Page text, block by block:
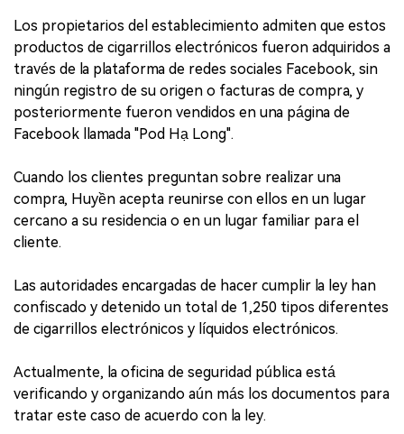
Los propietarios del establecimiento admiten que estos
productos de cigarrillos electrónicos fueron adquiridos a
través de la plataforma de redes sociales Facebook, sin
ningún registro de su origen o facturas de compra, y
posteriormente fueron vendidos en una página de
Facebook llamada "Pod Hạ Long".
Cuando los clientes preguntan sobre realizar una
compra, Huyền acepta reunirse con ellos en un lugar
cercano a su residencia o en un lugar familiar para el
cliente.
Las autoridades encargadas de hacer cumplir la ley han
confiscado y detenido un total de 1,250 tipos diferentes
de cigarrillos electrónicos y líquidos electrónicos.
Actualmente, la oficina de seguridad pública está
verificando y organizando aún más los documentos para
tratar este caso de acuerdo con la ley.